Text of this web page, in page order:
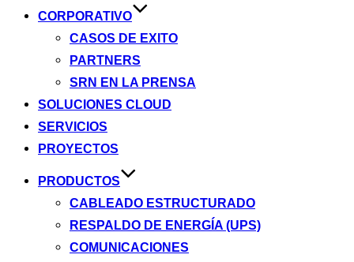
CORPORATIVO
CASOS DE EXITO
PARTNERS
SRN EN LA PRENSA
SOLUCIONES CLOUD
SERVICIOS
PROYECTOS
PRODUCTOS
CABLEADO ESTRUCTURADO
RESPALDO DE ENERGÍA (UPS)
COMUNICACIONES